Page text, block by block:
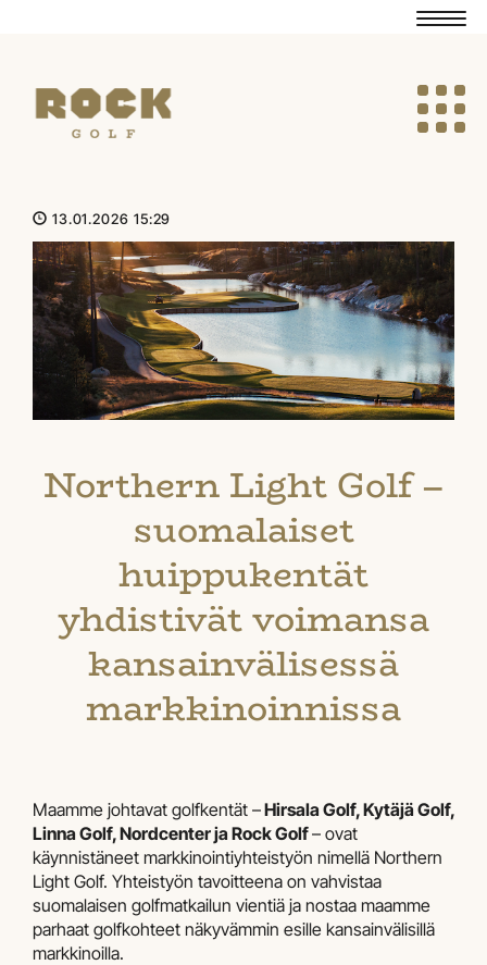
13.01.2026 15:29
Northern Light Golf –
suomalaiset
huippukentät
yhdistivät voimansa
kansainvälisessä
markkinoinnissa
Maamme johtavat golfkentät –Hirsala Golf, Kytäjä Golf,
Linna Golf, Nordcenter ja Rock Golf– ovat
käynnistäneet markkinointiyhteistyön nimellä Northern
Light Golf. Yhteistyön tavoitteena on vahvistaa
suomalaisen golfmatkailun vientiä ja nostaa maamme
parhaat golfkohteet näkyvämmin esille kansainvälisillä
markkinoilla.